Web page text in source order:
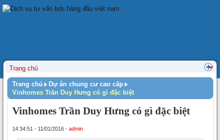
Trang chủ
Dự án chung cư cao cấp
Vinhomes Trần Duy Hưng có gì đặc biệt
Vinhomes Trần Duy Hưng có gì đặc biệt
14:34:51 - 11/01/2016 - admin